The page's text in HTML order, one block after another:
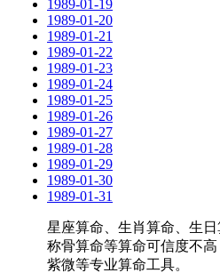
1989-01-19
1989-01-20
1989-01-21
1989-01-22
1989-01-23
1989-01-24
1989-01-25
1989-01-26
1989-01-27
1989-01-28
1989-01-29
1989-01-30
1989-01-31
星座算命、生肖算命、生日
称骨算命等算命可信度不
紫微等专业算命工具。